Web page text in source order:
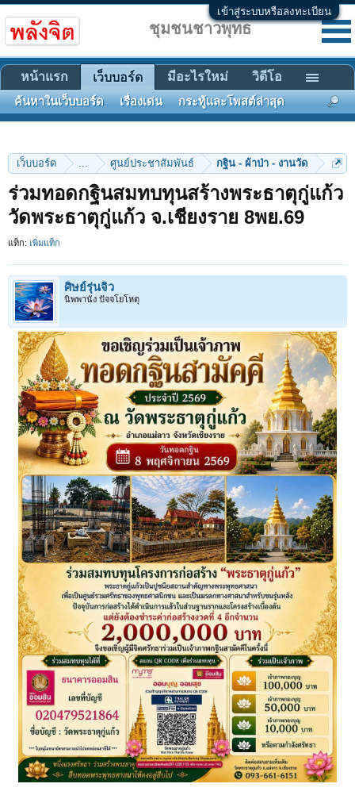
เข้าสู่ระบบหรือลงทะเบียน
เว็บบอร์ด ... ศูนย์ประชาสัมพันธ์ กฐิน - ผ้าป่า - งานวัด
ร่วมทอดกฐินสมทบทุนสร้างพระธาตุกู่แก้ว
วัดพระธาตุกู่แก้ว จ.เชียงราย 8พย.69
แท็ก: เพิ่มแท็ก
ศิษย์รุ่นจิ๋ว
นิพพานัง ปัจจโยโหตุ
ชุมชนชาวพุทธ
หน้าแรก เว็บบอร์ด
ค้นหาในเว็บบอร์ด เรื่องเด่น กระทู้และโพสต์ล่าสุด
มีอะไรใหม่ วิดีโอ